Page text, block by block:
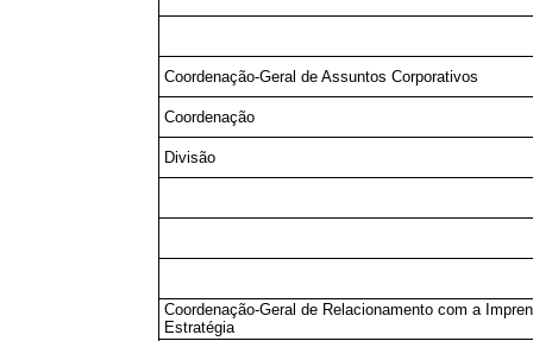
Coordenação-Geral de Assuntos Corporativos
Coordenação
Divisão
Coordenação-Geral de Relacionamento com a
Estratégia